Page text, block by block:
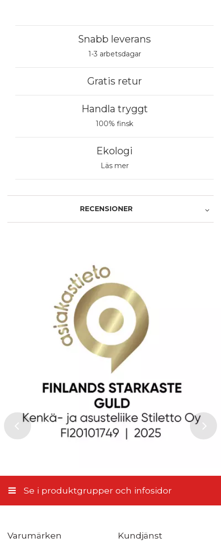
Snabb leverans
1-3 arbetsdagar
Gratis retur
Handla tryggt
100% finsk
Ekologi
Läs mer
RECENSIONER
Service och leverans
Ett namn du väljer som vi visar bredvid din recension.
Skriv din recension här
Genom att skicka din recension, samtycker du till att ge oss
tillstånd att publicera den på denna webbplats samt på andra
webbplatser och media. Stilettoshop.se förbehåller sig rätten
Se i produktgrupper och infosidor
Varumärken Kundjänst